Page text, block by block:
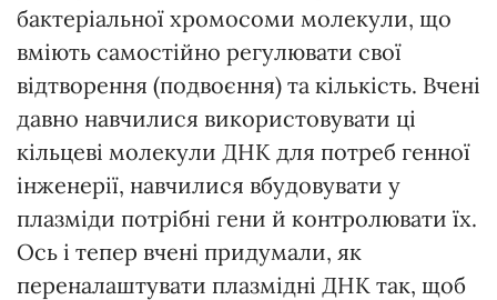
бактеріальної хромосоми молекули, що
вміють самостійно регулювати свої
відтворення (подвоєння) та кількість. Вчені
давно навчилися використовувати ці
кільцеві молекули ДНК для потреб генної
інженерії, навчилися вбудовувати у
плазміди потрібні гени й контролювати їх.
Ось і тепер вчені придумали, як
переналаштувати плазмідні ДНК так, щоб